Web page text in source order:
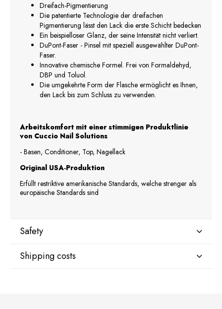
Dreifach-Pigmentierung
Die patentierte Technologie der dreifachen
Pigmentierung lässt den Lack die erste Schicht bedecken
Ein beispielloser Glanz, der seine Intensität nicht verliert.
DuPont-Faser - Pinsel mit speziell ausgewählter DuPont-
Faser.
Innovative chemische Formel. Frei von Formaldehyd,
DBP und Toluol.
Die umgekehrte Form der Flasche ermöglicht es Ihnen,
den Lack bis zum Schluss zu verwenden.
Arbeitskomfort mit einer stimmigen Produktlinie
von Cuccio Nail Solutions
- Basen, Conditioner, Top, Nagellack
Original USA-Produktion
Erfüllt restriktive amerikanische Standards, welche strenger als
europäische Standards sind
Safety
Manufacturer
Shipping costs